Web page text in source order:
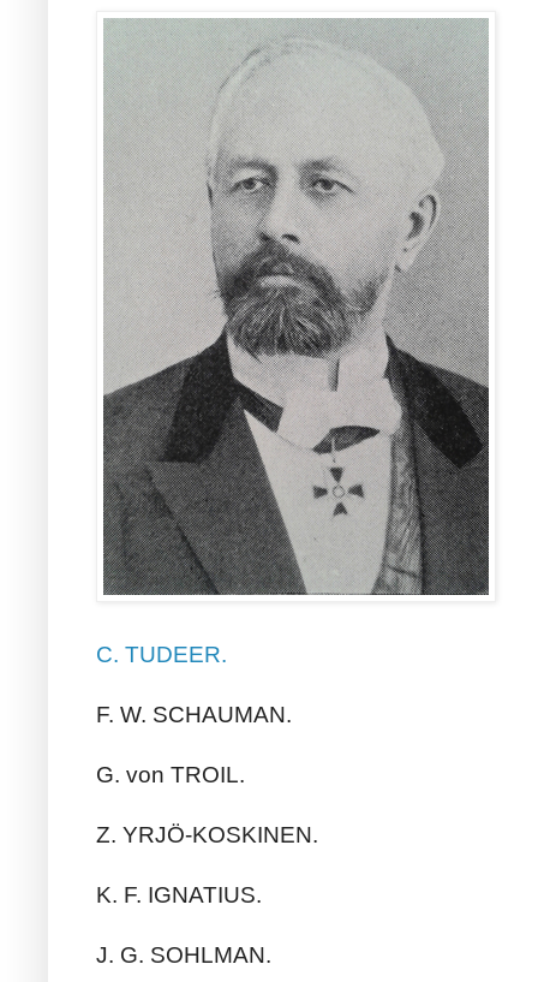
C. TUDEER.
F. W. SCHAUMAN.
G. von TROIL.
Z. YRJÖ-KOSKINEN.
K. F. IGNATIUS.
J. G. SOHLMAN.